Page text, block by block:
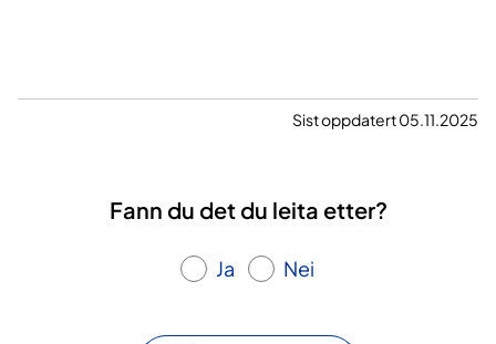
Sist oppdatert 05.11.2025
Fann du det du leita etter?
Ja Nei